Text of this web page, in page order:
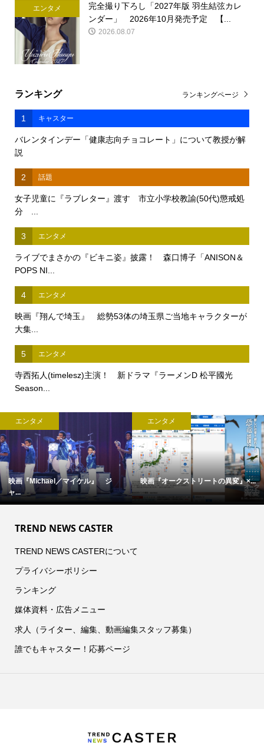
エンタメ
完全撮り下ろし「2027年版 羽生結弦カレ
ンダー」 2026年10月発売予定 【...
2026.08.07
ランキング
1 キャスター
バレンタインデー「健康志向チョコレート」について教授が解
説
2 話題
女子児童に『ラブレター』渡す 市立小学校教諭(50代)懲戒処
分 ...
3 エンタメ
ライブでまさかの『ビキニ姿』披露！ 森口博子「ANISON＆
POPS NI...
4 エンタメ
映画『翔んで埼玉』 総勢53体の埼玉県ご当地キャラクターが
大集...
5 エンタメ
寺西拓人(timelesz)主演！ 新ドラマ『ラーメンD 松平國光
Season...
ランキングページ
エンタメ
映画『Michael／マイケル』 ジ
ャ...
エンタメ
映画『オークストリートの異変』×...
TREND NEWS CASTER
TREND NEWS CASTERについて
プライバシーポリシー
ランキング
媒体資料・広告メニュー
求人（ライター、編集、動画編集スタッフ募集）
誰でもキャスター！応募ページ